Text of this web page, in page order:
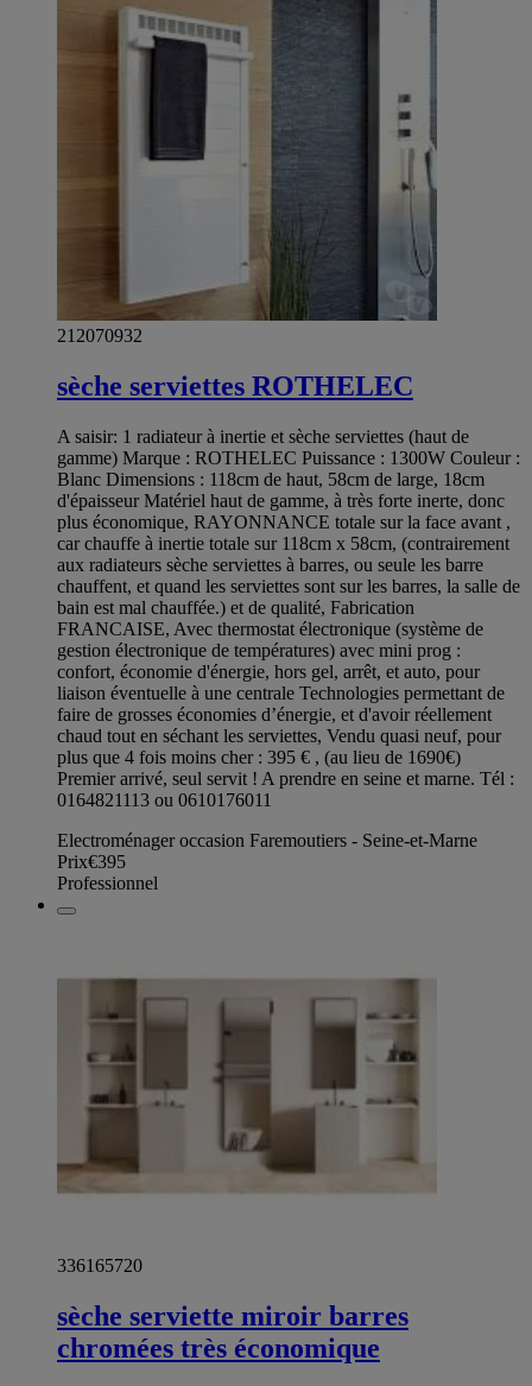
212070932
sèche serviettes ROTHELEC
A saisir: 1 radiateur à inertie et sèche serviettes (haut de
gamme) Marque : ROTHELEC Puissance : 1300W Couleur :
Blanc Dimensions : 118cm de haut, 58cm de large, 18cm
d'épaisseur Matériel haut de gamme, à très forte inerte, donc
plus économique, RAYONNANCE totale sur la face avant ,
car chauffe à inertie totale sur 118cm x 58cm, (contrairement
aux radiateurs sèche serviettes à barres, ou seule les barre
chauffent, et quand les serviettes sont sur les barres, la salle de
bain est mal chauffée.) et de qualité, Fabrication
FRANCAISE, Avec thermostat électronique (système de
gestion électronique de températures) avec mini prog :
confort, économie d'énergie, hors gel, arrêt, et auto, pour
liaison éventuelle à une centrale Technologies permettant de
faire de grosses économies d’énergie, et d'avoir réellement
chaud tout en séchant les serviettes, Vendu quasi neuf, pour
plus que 4 fois moins cher : 395 € , (au lieu de 1690€)
Premier arrivé, seul servit ! A prendre en seine et marne. Tél :
0164821113 ou 0610176011
Electroménager occasion Faremoutiers - Seine-et-Marne
Prix€395
Professionnel
336165720
sèche serviette miroir barres
chromées très économique